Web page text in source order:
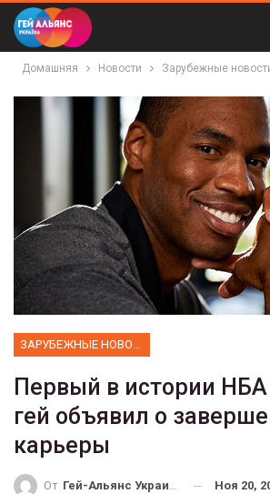
Домашняя Новости Зарубежные
Первый в истории
гей объявил о
карьеры
От Гей-Альянс Украина Ноя 20,